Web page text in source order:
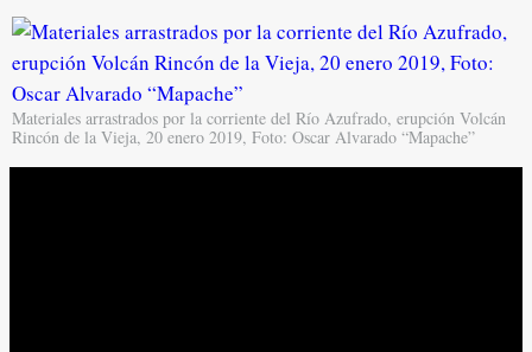
Materiales arrastrados por la corriente del Río Azufrado, erupción Volcán
Rincón de la Vieja, 20 enero 2019, Foto: Oscar Alvarado “Mapache”